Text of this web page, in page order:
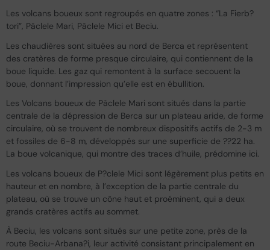
Les volcans boueux sont regroupés en quatre zones : “La Fierb?
tori”, Pâclele Mari, Pâclele Mici et Beciu.
Les chaudières sont situées au nord de Berca et représentent
des cratères de forme presque circulaire, qui contiennent de la
boue liquide. Les gaz qui remontent à la surface secouent la
boue, donnant l’impression qu’elle est en ébullition.
Les Volcans boueux de Pâclele Mari sont situés dans la partie
centrale de la dépression de Berca sur un plateau aride, de forme
circulaire, où se trouvent de nombreux dispositifs actifs de 2-3 m
et fossiles de 6-8 m, développés sur une superficie de ??22 ha.
La boue volcanique, qui montre des traces d’huile, prédomine ici.
Les volcans boueux de P?clele Mici sont légèrement plus petits en
hauteur et en nombre, à l’exception de la partie centrale du
plateau, où se trouve un cône haut et proéminent, qui a deux
grands cratères actifs au sommet.
À Beciu, les volcans sont situés sur une petite zone, près de la
route Beciu-Arbana?i, leur activité consistant principalement en